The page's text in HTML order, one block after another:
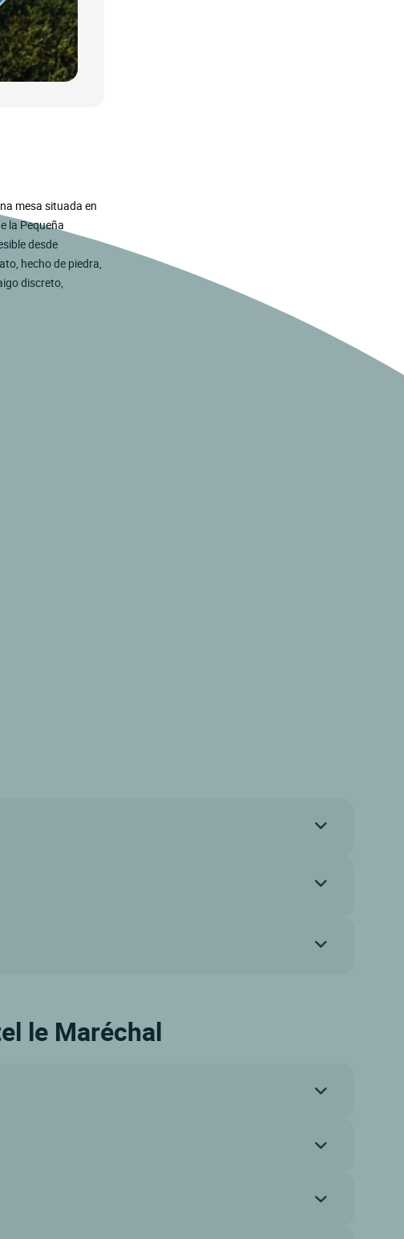
mesa situada en
la Pequeña
desde
hecho de piedra,
discreto,
le Maréchal